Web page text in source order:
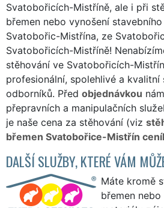
Svatobořicích-Mistříně, ale i při
břemen nebo vynošení
Svatobořic-Mistřína, ze
Svatobořicích-Mistříně!
stěhování ve Svatobořicích-
profesionální, spolehlivé a
odborníků. Před objednávkou
přepravních a manipulačních
je naše cena za stěhování (viz
břemen Svatobořice-Mistřín
DALŠÍ SLUŽBY, KTERÉ VÁM
Máte kromě
břemen